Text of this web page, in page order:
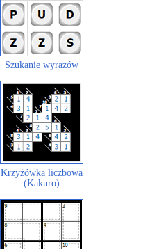
Szukanie wyrazów
Krzyżówka liczbowa
(Kakuro)